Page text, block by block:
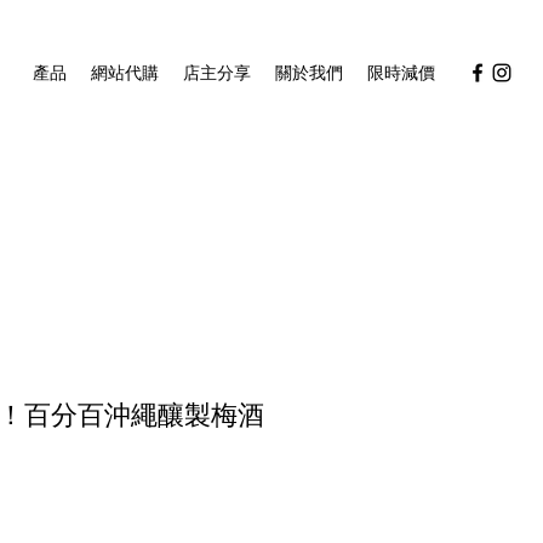
產品 網站代購 店主分享 關於我們 限時減價
百分百沖繩釀製梅酒